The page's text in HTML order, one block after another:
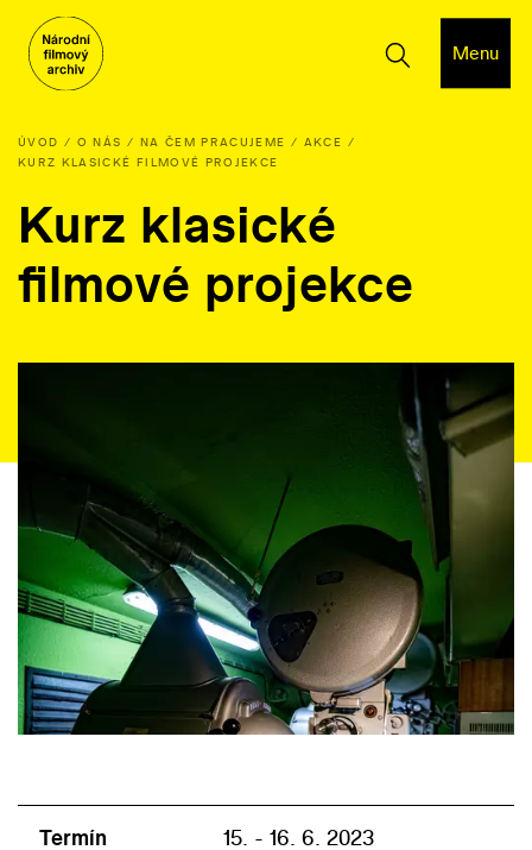
Menu
ÚVOD O NÁS NA ČEM PRACUJEME
AKCE
KURZ KLASICKÉ FILMOVÉ PROJEKCE
Kurz klasické
filmové projekce
Termín 15. - 16. 6. 2023